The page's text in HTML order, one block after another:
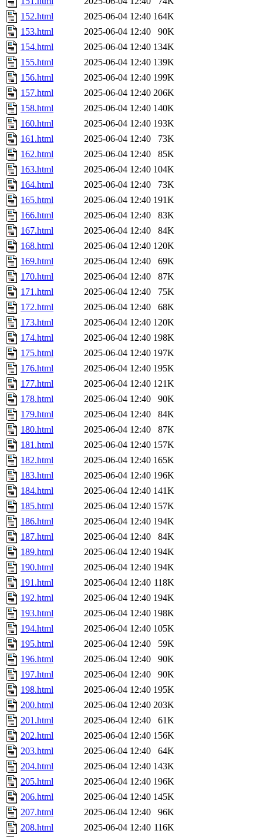
152.html
2025-06-04 12:40 164K
153.html
2025-06-04 12:40
90K
154.html
2025-06-04 12:40 134K
155.html
2025-06-04 12:40 139K
156.html
2025-06-04 12:40 199K
157.html
2025-06-04 12:40 206K
158.html
2025-06-04 12:40 140K
160.html
2025-06-04 12:40 193K
161.html
2025-06-04 12:40
73K
162.html
2025-06-04 12:40
85K
163.html
2025-06-04 12:40 104K
164.html
2025-06-04 12:40
73K
165.html
2025-06-04 12:40 191K
166.html
2025-06-04 12:40
83K
167.html
2025-06-04 12:40
84K
168.html
2025-06-04 12:40 120K
169.html
2025-06-04 12:40
69K
170.html
2025-06-04 12:40
87K
171.html
2025-06-04 12:40
75K
172.html
2025-06-04 12:40
68K
173.html
2025-06-04 12:40 120K
174.html
2025-06-04 12:40 198K
175.html
2025-06-04 12:40 197K
176.html
2025-06-04 12:40 195K
177.html
2025-06-04 12:40 121K
178.html
2025-06-04 12:40
90K
179.html
2025-06-04 12:40
84K
180.html
2025-06-04 12:40
87K
181.html
2025-06-04 12:40 157K
182.html
2025-06-04 12:40 165K
183.html
2025-06-04 12:40 196K
184.html
2025-06-04 12:40 141K
185.html
2025-06-04 12:40 157K
186.html
2025-06-04 12:40 194K
187.html
2025-06-04 12:40
84K
189.html
2025-06-04 12:40 194K
190.html
2025-06-04 12:40 194K
191.html
2025-06-04 12:40 118K
192.html
2025-06-04 12:40 194K
193.html
2025-06-04 12:40 198K
194.html
2025-06-04 12:40 105K
195.html
2025-06-04 12:40
59K
196.html
2025-06-04 12:40
90K
197.html
2025-06-04 12:40
90K
198.html
2025-06-04 12:40 195K
200.html
2025-06-04 12:40 203K
201.html
2025-06-04 12:40
61K
202.html
2025-06-04 12:40 156K
203.html
2025-06-04 12:40
64K
204.html
2025-06-04 12:40 143K
205.html
2025-06-04 12:40 196K
206.html
2025-06-04 12:40 145K
207.html
2025-06-04 12:40
96K
208.html
2025-06-04 12:40 116K